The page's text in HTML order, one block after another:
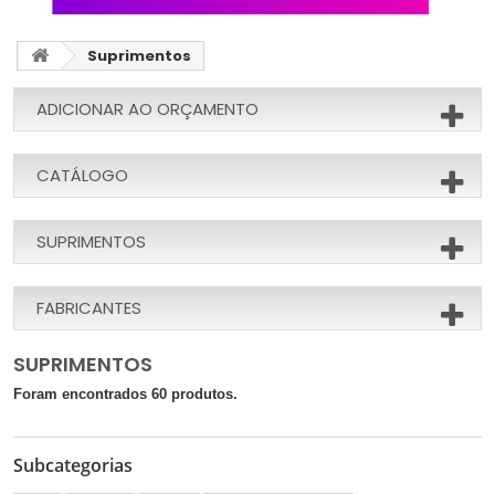
Suprimentos
ADICIONAR AO ORÇAMENTO
CATÁLOGO
SUPRIMENTOS
FABRICANTES
SUPRIMENTOS
Foram encontrados 60 produtos.
Subcategorias